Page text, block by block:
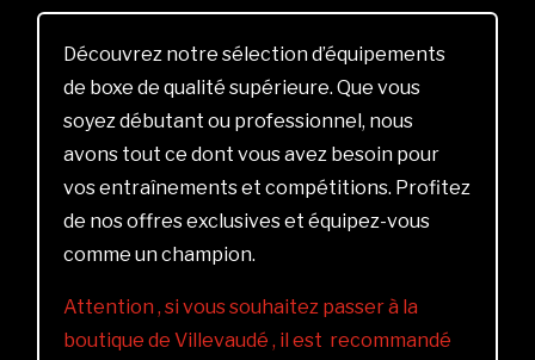
Découvrez notre sélection d’équipements
de boxe de qualité supérieure. Que vous
soyez débutant ou professionnel, nous
avons tout ce dont vous avez besoin pour
vos entraînements et compétitions. Profitez
de nos offres exclusives et équipez-vous
comme un champion.
Attention , si vous souhaitez passer à la
boutique de Villevaudé , il est recommandé